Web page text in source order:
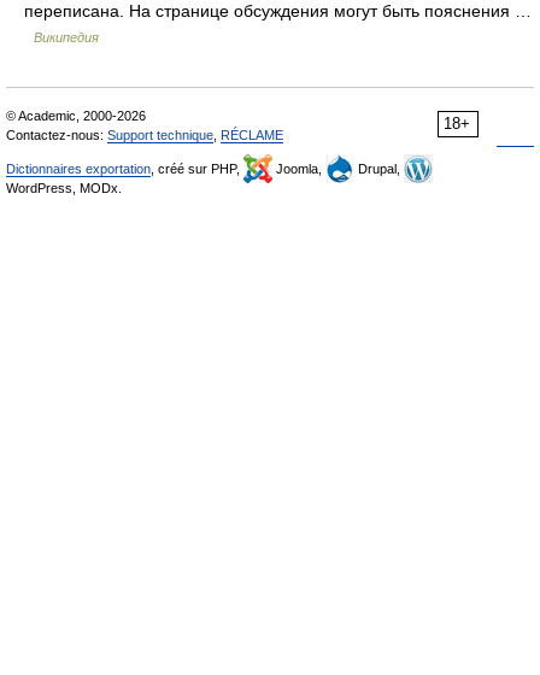
переписана. На странице обсуждения могут быть пояснения …
Википедия
18+
© Academic, 2000-2026
Contactez-nous: Support technique RÉCLAME
Dictionnaires exportation , créé sur PHP, Joomla,
Drupal,
WordPress, MODx.